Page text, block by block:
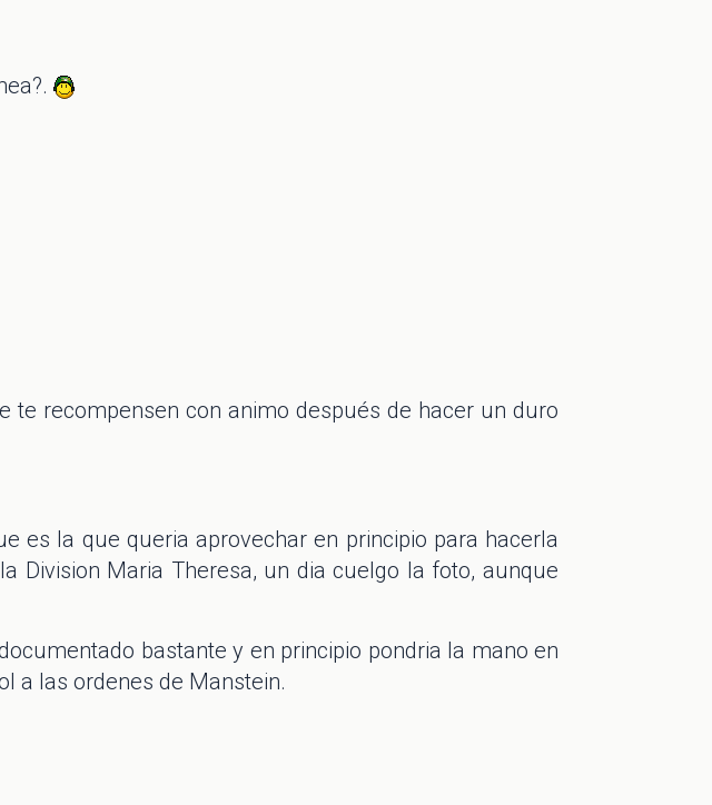
te recompensen con animo después de hacer un duro
es la que queria aprovechar en principio para hacerla
Division Maria Theresa, un dia cuelgo la foto, aunque
bastante y en principio pondria la mano en
a las ordenes de Manstein.